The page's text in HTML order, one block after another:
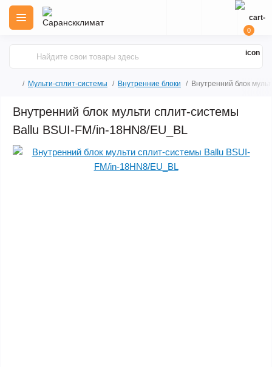
0
Мульти-сплит-системы Внутренние блоки Внутренний блок
Внутренний блок мульти сплит-системы
Ballu BSUI-FM/in-18HN8/EU_BL